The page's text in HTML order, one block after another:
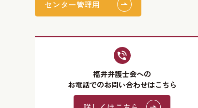
センター管理用
福井弁護士会への
お電話でのお問い合わせはこちら